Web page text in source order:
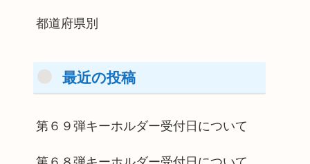
都道府県別
最近の投稿
第６９弾キーホルダー受付日について